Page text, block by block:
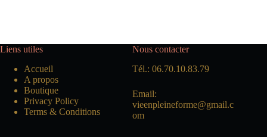
Liens utiles
Accueil
A propos
Boutique
Privacy Policy
Terms & Conditions
Nous contacter
Tél.: 06.70.10.83.79
Email:
vieenpleineforme@gmail.c
om